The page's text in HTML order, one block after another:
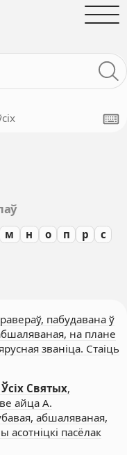
м н о п р
с
пабудавана ў
на плане
званіца. Стаіць
Святых,
айца А.
абшаляваная,
асотніцкі пасёлак